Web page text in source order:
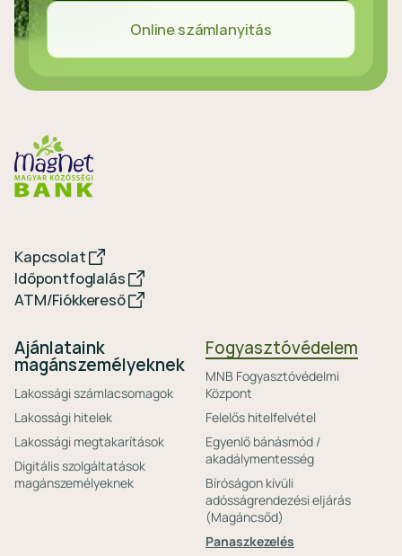
Online számlanyitás
Kapcsolat
Időpontfoglalás
ATM/Fiókkereső
Ajánlataink
magánszemélyeknek
Lakossági számlacsomagok
Lakossági hitelek
Lakossági megtakarítások
Digitális szolgáltatások
magánszemélyeknek
Fogyasztóvédelem
MNB Fogyasztóvédelmi
Központ
Felelős hitelfelvétel
Egyenlő bánásmód /
akadálymentesség
Bíróságon kívüli
adósságrendezési eljárás
(Magáncsőd)
Panaszkezelés